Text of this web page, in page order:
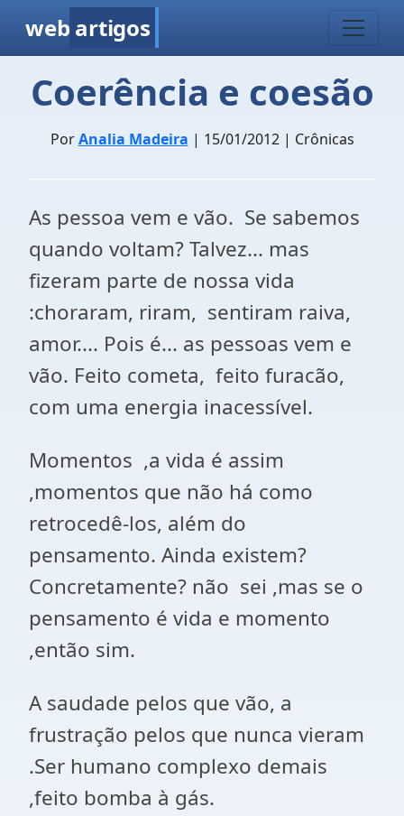
web artigos
Coerência e coesão
PorAnalia Madeira | 15/01/2012 | Crônicas
As pessoa vem e vão. Se sabemos
quando voltam? Talvez... mas
fizeram parte de nossa vida
:choraram, riram, sentiram raiva,
amor.... Pois é... as pessoas vem e
vão. Feito cometa, feito furacão,
com uma energia inacessível.
Momentos ,a vida é assim
,momentos que não há como
retrocedê-los, além do
pensamento. Ainda existem?
Concretamente? não sei ,mas se o
pensamento é vida e momento
,então sim.
A saudade pelos que vão, a
frustração pelos que nunca vieram
.Ser humano complexo demais
,feito bomba à gás.